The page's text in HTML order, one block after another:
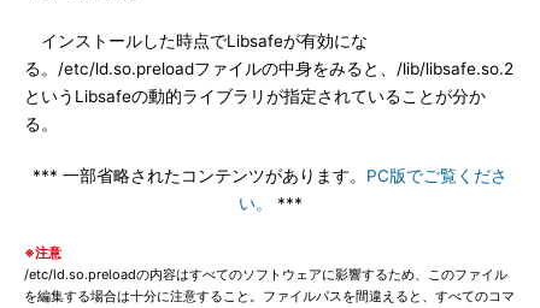
インストールした時点でLibsafeが有効にな
る。/etc/ld.so.preloadファイルの中身をみると、/lib/libsafe.so.2
というLibsafeの動的ライブラリが指定されていることが分か
る。
*** 一部省略されたコンテンツがあります。 PC版でご覧くださ
い。
***
※注意
/etc/ld.so.preloadの内容はすべてのソフトウェアに影響するため、このファイル
を編集する場合は十分に注意すること。ファイルパスを間違えると、すべてのコマ